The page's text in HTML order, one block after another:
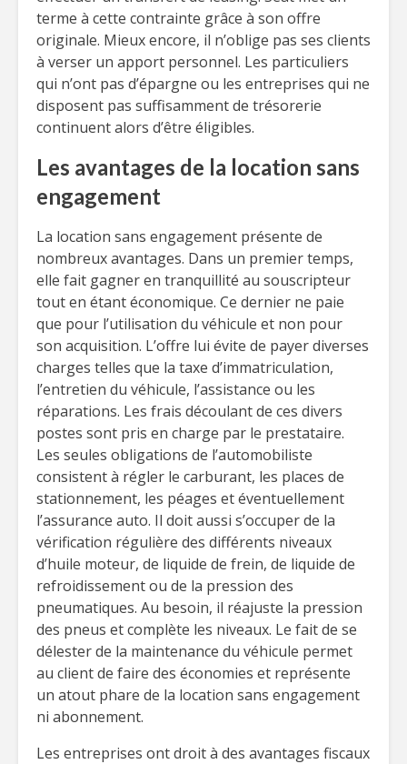
terme à cette contrainte grâce à son offre
originale. Mieux encore, il n’oblige pas ses clients
à verser un apport personnel. Les particuliers
qui n’ont pas d’épargne ou les entreprises qui ne
disposent pas suffisamment de trésorerie
continuent alors d’être éligibles.
Les avantages de la location sans
engagement
La location sans engagement présente de
nombreux avantages. Dans un premier temps,
elle fait gagner en tranquillité au souscripteur
tout en étant économique. Ce dernier ne paie
que pour l’utilisation du véhicule et non pour
son acquisition. L’offre lui évite de payer diverses
charges telles que la taxe d’immatriculation,
l’entretien du véhicule, l’assistance ou les
réparations. Les frais découlant de ces divers
postes sont pris en charge par le prestataire.
Les seules obligations de l’automobiliste
consistent à régler le carburant, les places de
stationnement, les péages et éventuellement
l’assurance auto. Il doit aussi s’occuper de la
vérification régulière des différents niveaux
d’huile moteur, de liquide de frein, de liquide de
refroidissement ou de la pression des
pneumatiques. Au besoin, il réajuste la pression
des pneus et complète les niveaux. Le fait de se
délester de la maintenance du véhicule permet
au client de faire des économies et représente
un atout phare de la location sans engagement
ni abonnement.
Les entreprises ont droit à des avantages fiscaux